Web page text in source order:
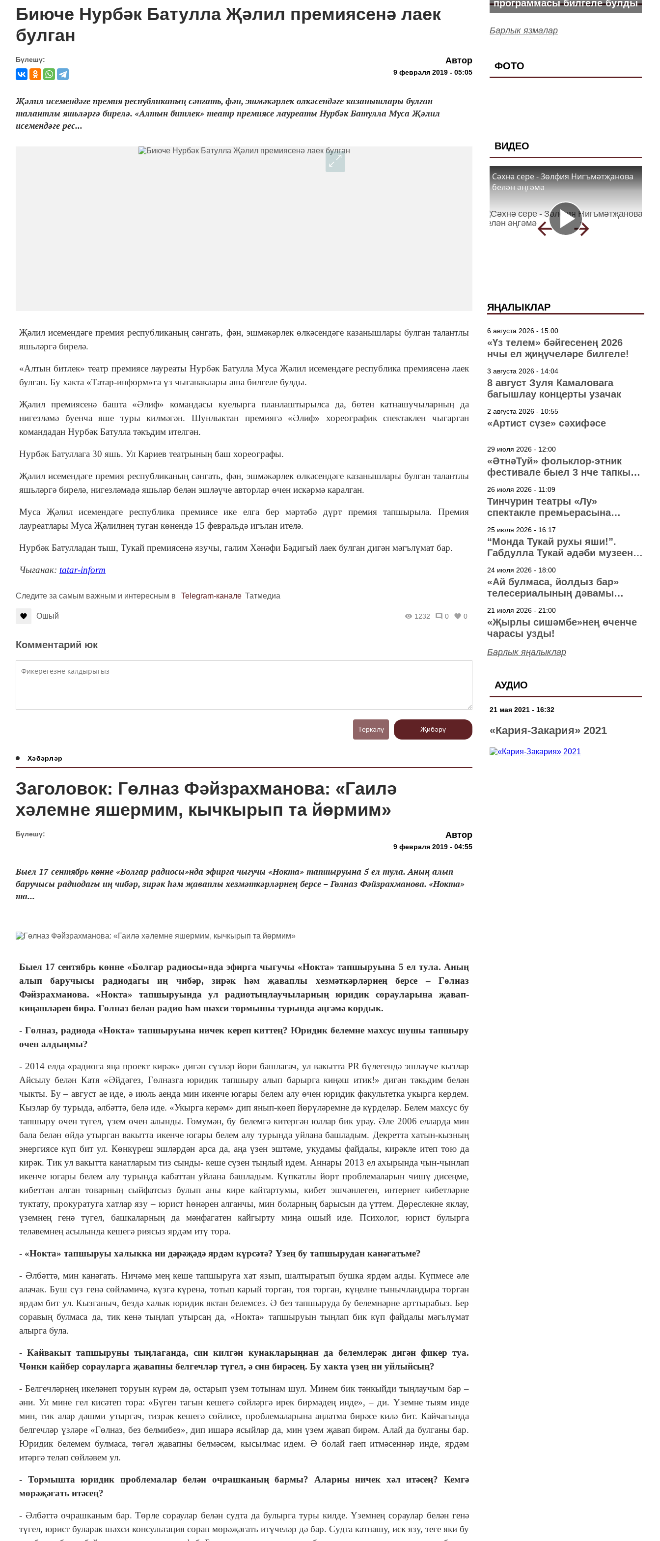
Биюче Нурбәк Батулла Җәлил премиясенә лаек
булган
Бүлешү: Автор
9 февраля 2019 - 05:05
Җәлил исемендәге премия республиканың сәнгать, фән, эшмәкәрлек өлкәсендәге казанышлары булган
талантлы яшьләргә бирелә. «Алтын битлек» театр премиясе лауреаты Нурбәк Батулла Муса Җәлил
исемендәге рес...
Җәлил исемендәге премия республиканың сәнгать, фән, эшмәкәрлек өлкәсендәге казанышлары булган талантлы
яшьләргә бирелә.
«Алтын битлек» театр премиясе лауреаты Нурбәк Батулла Муса Җәлил исемендәге республика премиясенә лаек
булган. Бу хакта «Татар-информ»га үз чыганаклары аша билгеле булды.
Җәлил премиясенә башта «Әлиф» командасы куелырга планлаштырылса да, бөтен катнашучыларның да
нигезләмә буенча яше туры килмәгән. Шунлыктан премиягә «Әлиф» хореографик спектаклен чыгарган
командадан Нурбәк Батулла тәкъдим ителгән.
Нурбәк Батуллага 30 яшь. Ул Кариев театрының баш хореографы.
Җәлил исемендәге премия республиканың сәнгать, фән, эшмәкәрлек өлкәсендәге казанышлары булган талантлы
яшьләргә бирелә, нигезләмәдә яшьләр белән эшләүче авторлар өчен искәрмә каралган.
Муса Җәлил исемендәге республика премиясе ике елга бер мәртәбә дүрт премия тапшырыла. Премия
лауреатлары Муса Җәлилнең туган көнендә 15 февральдә игълан ителә.
Нурбәк Батулладан тыш, Тукай премиясенә язучы, галим Хәнәфи Бәдигый лаек булган дигән мәгълүмат бар.
Чыганак: tatar-inform
Следите за самым важным и интересным в Telegram-канале Татмедиа
Ошый 1232 0 0
Комментарий юк
Теркәлү Җибәрү
Хәбәрләр
Заголовок: Гөлназ Фәйзрахманова: «Гаилә
хәлемне яшермим, кычкырып та йөрмим»
Бүлешү: Автор
9 февраля 2019 - 04:55
Быел 17 сентябрь көнне «Болгар радиосы»нда эфирга чыгучы «Нокта» тапшыруына 5 ел тула. Аның алып
баручысы радиодагы иң чибәр, зирәк һәм җаваплы хезмәткәрләрнең берсе – Гөлназ Фәйзрахманова. «Нокта»
та...
Быел 17 сентябрь көнне «Болгар радиосы»нда эфирга чыгучы «Нокта» тапшыруына 5 ел тула. Аның
алып баручысы радиодагы иң чибәр, зирәк һәм җаваплы хезмәткәрләрнең берсе – Гөлназ
Фәйзрахманова. «Нокта» тапшыруында ул радиотыңлаучыларның юридик сорауларына җавап-
киңәшләрен бирә. Гөлназ белән радио һәм шәхси тормышы турында әңгәмә кордык.
- Гөлназ, радиода «Нокта» тапшыруына ничек кереп киттең? Юридик белемне махсус шушы тапшыру
өчен алдыңмы?
- 2014 елда «радиога яңа проект кирәк» дигән сүзләр йөри башлагач, ул вакытта PR бүлегендә эшләүче кызлар
Айсылу белән Катя «Әйдәгез, Гөлназга юридик тапшыру алып барырга киңәш итик!» дигән тәкьдим белән
чыкты. Бу – август ае иде, ә июль аенда мин икенче югары белем алу өчен юридик факультетка укырга кердем.
Кызлар бу турыда, әлбәттә, белә иде. «Укырга керәм» дип янып-көеп йөрүләремне дә күрделәр. Белем махсус бу
тапшыру өчен түгел, үзем өчен алынды. Гомумән, бу белемгә китергән юллар бик урау. Әле 2006 елларда мин
бала белән өйдә утырган вакытта икенче югары белем алу турында уйлана башладым. Декретта хатын-кызның
энергиясе күп бит ул. Көнкүреш эшләрдән арса да, аңа үзен эштәме, укудамы файдалы, кирәкле итеп тою да
кирәк. Тик ул вакытта канатларым тиз сынды- кеше сүзен тыңлый идем. Аннары 2013 ел ахырында чын-чынлап
икенче югары белем алу турында кабаттан уйлана башладым. Күпкатлы йорт проблемаларын чишү дисеңме,
кибеттән алган товарның сыйфатсыз булып аны кире кайтартумы, кибет эшчәнлеген, интернет кибетләрне
туктату, прокуратуга хатлар язу – юрист һөнәрен алганчы, мин боларның барысын да үттем. Дөреслекне яклау,
үземнең генә түгел, башкаларның да мәнфагатен кайгырту миңа ошый иде. Психолог, юрист булырга
теләвемнең асылында кешегә риясыз ярдәм итү тора.
- «Нокта» тапшыруы халыкка ни дәрәҗәдә ярдәм күрсәтә? Үзең бу тапшырудан канәгатьме?
- Әлбәттә, мин канәгать. Ничәмә мең кеше тапшыруга хат язып, шалтыратып бушка ярдәм алды. Күпмесе әле
алачак. Буш сүз генә сөйләмичә, күзгә күренә, тотып карый торган, тоя торган, күңелне тынычландыра торган
ярдәм бит ул. Кызганыч, бездә халык юридик яктан белемсез. Ә без тапшыруда бу белемнәрне арттырабыз. Бер
соравың булмаса да, тик кенә тыңлап утырсаң да, «Нокта» тапшыруын тыңлап бик күп файдалы мәгьлүмат
алырга була.
- Кайвакыт тапшыруны тыңлаганда, син килгән кунакларыңнан да белемлерәк дигән фикер туа.
Чөнки кайбер сорауларга җавапны белгечләр түгел, ә син бирәсең. Бу хакта үзең ни уйлыйсың?
- Белгечләрнең икеләнеп торуын күрәм дә, остарып үзем тотынам шул. Минем бик тәнкыйди тыңлаучым бар –
әни. Ул мине гел кисәтеп тора: «Бүген тагын кешегә сөйләргә ирек бирмәдең инде», – ди. Үземне тыям инде
мин, тик алар дәшми утыргач, тизрәк кешегә сөйлисе, проблемаларына аңлатма бирәсе килә бит. Кайчагында
белгечләр үзләре «Гөлназ, без белмибез», дип ишарә ясыйлар да, мин үзем җавап бирәм. Алай да булганы бар.
Юридик белемем булмаса, төгәл җавапны белмәсәм, кысылмас идем. Ә болай гаеп итмәсеннәр инде, ярдәм
итәргә теләп сөйләвем ул.
- Тормышта юридик проблемалар белән очрашканың бармы? Аларны ничек хәл итәсең? Кемгә
мөрәҗәгать итәсең?
- Әлбәттә очрашканым бар. Төрле сораулар белән судта да булырга туры килде. Үземнең сораулар белән генә
түгел, юрист буларак шәхси консультация сорап мөрәҗәгать итүчеләр дә бар. Судта катнашу, иск язу, теге яки бу
программасы билгеле булды
Барлык язмалар
ФОТО
ВИДЕО
Сәхнә сере - Зөлфия Нигъмәтҗанова
белән әңгәмә
ЯҢАЛЫКЛАР
6 августа 2026 - 15:00
«Үз телем» бәйгесенең 2026
нчы ел җиңүчеләре билгеле!
3 августа 2026 - 14:04
8 август Зуля Камаловага
багышлау концерты узачак
2 августа 2026 - 10:55
«Артист сүзе» сәхифәсе
29 июля 2026 - 12:00
«ӘтнәТуй» фольклор-этник
фестивале быел 3 нче тапкыр
26 июля 2026 - 11:09
Тинчурин театры «Лу»
спектакле премьерасына
25 июля 2026 - 16:17
“Монда Тукай рухы яши!”.
Габдулла Тукай әдәби музеена
24 июля 2026 - 18:00
«Ай булмаса, йолдыз бар»
телесериалының дәвамы
21 июля 2026 - 21:00
«Җырлы сишәмбе»нең өченче
чарасы узды!
Барлык яңалыклар
АУДИО
21 мая 2021 - 16:32
«Кария-Закария» 2021